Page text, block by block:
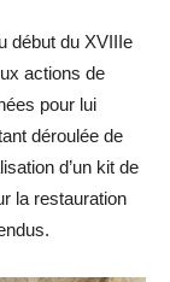
début du XVIIIe
actions de
pour lui
déroulée de
d’un kit de
la restauration